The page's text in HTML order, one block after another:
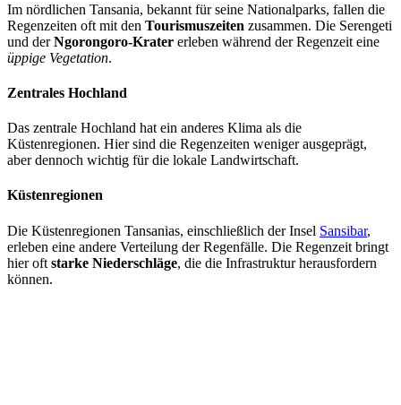
Im nördlichen Tansania, bekannt für seine Nationalparks, fallen die
Regenzeiten oft mit den Tourismuszeiten zusammen. Die Serengeti
und derNgorongoro-Krater erleben während der Regenzeit eine
üppige Vegetation.
Zentrales Hochland
Das zentrale Hochland hat ein anderes Klima als die
Küstenregionen. Hier sind die Regenzeiten weniger ausgeprägt,
aber dennoch wichtig für die lokale Landwirtschaft.
Küstenregionen
Die Küstenregionen Tansanias, einschließlich der Insel Sansibar,
erleben eine andere Verteilung der Regenfälle. Die Regenzeit bringt
hier oft starke Niederschläge, die die Infrastruktur herausfordern
können.